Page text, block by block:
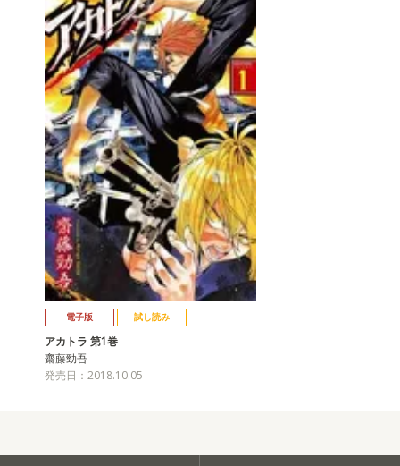
電子版 試し読み
アカトラ 第1巻
齋藤勁吾
発売日：2018.10.05